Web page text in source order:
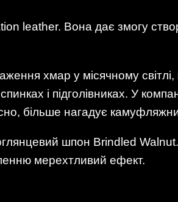
leather. Вона дає змогу
хмар у місячному
і підголівниках. У
більше нагадує
шпон Brindled
мерехтливий ефект.